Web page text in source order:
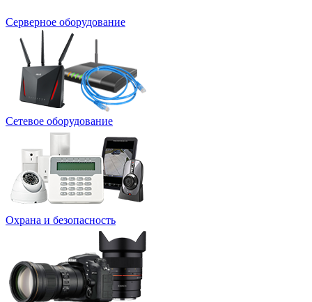
Серверное оборудование
Сетевое оборудование
Охрана и безопасность